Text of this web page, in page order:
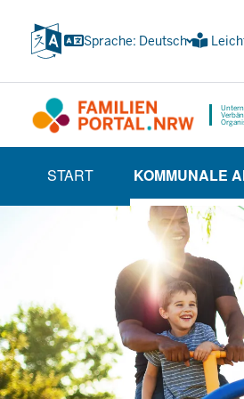
Inhalt
wechseln
Sprache: Deutsch
(TRÄGERBEREICH)
START
KOMMUNALE